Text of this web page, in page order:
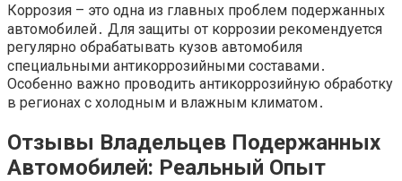
Коррозия – это одна из главных проблем подержанных
автомобилей․ Для защиты от коррозии рекомендуется
регулярно обрабатывать кузов автомобиля
специальными антикоррозийными составами․
Особенно важно проводить антикоррозийную обработку
в регионах с холодным и влажным климатом․
Отзывы Владельцев Подержанных
Автомобилей: Реальный Опыт